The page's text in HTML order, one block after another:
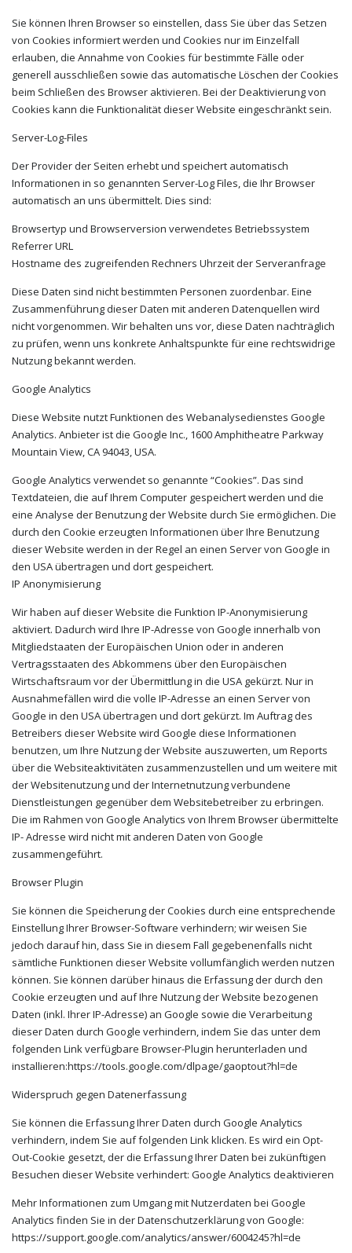
Sie können Ihren Browser so einstellen, dass Sie über das Setzen
von Cookies informiert werden und Cookies nur im Einzelfall
erlauben, die Annahme von Cookies für bestimmte Fälle oder
generell ausschließen sowie das automatische Löschen der Cookies
beim Schließen des Browser aktivieren. Bei der Deaktivierung von
Cookies kann die Funktionalität dieser Website eingeschränkt sein.
Server-Log-Files
Der Provider der Seiten erhebt und speichert automatisch
Informationen in so genannten Server-Log Files, die Ihr Browser
automatisch an uns übermittelt. Dies sind:
Browsertyp und Browserversion verwendetes Betriebssystem
Referrer URL
Hostname des zugreifenden Rechners Uhrzeit der Serveranfrage
Diese Daten sind nicht bestimmten Personen zuordenbar. Eine
Zusammenführung dieser Daten mit anderen Datenquellen wird
nicht vorgenommen. Wir behalten uns vor, diese Daten nachträglich
zu prüfen, wenn uns konkrete Anhaltspunkte für eine rechtswidrige
Nutzung bekannt werden.
Google Analytics
Diese Website nutzt Funktionen des Webanalysedienstes Google
Analytics. Anbieter ist die Google Inc., 1600 Amphitheatre Parkway
Mountain View, CA 94043, USA.
Google Analytics verwendet so genannte “Cookies”. Das sind
Textdateien, die auf Ihrem Computer gespeichert werden und die
eine Analyse der Benutzung der Website durch Sie ermöglichen. Die
durch den Cookie erzeugten Informationen über Ihre Benutzung
dieser Website werden in der Regel an einen Server von Google in
den USA übertragen und dort gespeichert.
IP Anonymisierung
Wir haben auf dieser Website die Funktion IP-Anonymisierung
aktiviert. Dadurch wird Ihre IP-Adresse von Google innerhalb von
Mitgliedstaaten der Europäischen Union oder in anderen
Vertragsstaaten des Abkommens über den Europäischen
Wirtschaftsraum vor der Übermittlung in die USA gekürzt. Nur in
Ausnahmefällen wird die volle IP-Adresse an einen Server von
Google in den USA übertragen und dort gekürzt. Im Auftrag des
Betreibers dieser Website wird Google diese Informationen
benutzen, um Ihre Nutzung der Website auszuwerten, um Reports
über die Websiteaktivitäten zusammenzustellen und um weitere mit
der Websitenutzung und der Internetnutzung verbundene
Dienstleistungen gegenüber dem Websitebetreiber zu erbringen.
Die im Rahmen von Google Analytics von Ihrem Browser übermittelte
IP- Adresse wird nicht mit anderen Daten von Google
zusammengeführt.
Browser Plugin
Sie können die Speicherung der Cookies durch eine entsprechende
Einstellung Ihrer Browser-Software verhindern; wir weisen Sie
jedoch darauf hin, dass Sie in diesem Fall gegebenenfalls nicht
sämtliche Funktionen dieser Website vollumfänglich werden nutzen
können. Sie können darüber hinaus die Erfassung der durch den
Cookie erzeugten und auf Ihre Nutzung der Website bezogenen
Daten (inkl. Ihrer IP-Adresse) an Google sowie die Verarbeitung
dieser Daten durch Google verhindern, indem Sie das unter dem
folgenden Link verfügbare Browser-Plugin herunterladen und
installieren:https://tools.google.com/dlpage/gaoptout?hl=de
Widerspruch gegen Datenerfassung
Sie können die Erfassung Ihrer Daten durch Google Analytics
verhindern, indem Sie auf folgenden Link klicken. Es wird ein Opt-
Out-Cookie gesetzt, der die Erfassung Ihrer Daten bei zukünftigen
Besuchen dieser Website verhindert: Google Analytics deaktivieren
Mehr Informationen zum Umgang mit Nutzerdaten bei Google
Analytics finden Sie in der Datenschutzerklärung von Google:
https://support.google.com/analytics/answer/6004245?hl=de